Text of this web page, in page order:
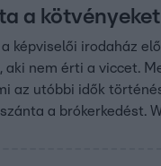
a
képviselői irodaház
aki nem érti a viccet.
az utóbbi idők
a brókerkedést.